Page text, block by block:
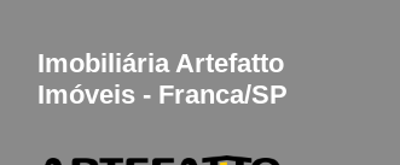
Imobiliária Artefatto
Imóveis - Franca/SP